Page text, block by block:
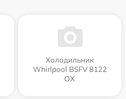
Холодильник
Whirlpool BSFV 8122
OX